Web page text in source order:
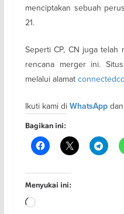
menciptakan sebuah
21.
Seperti CP, CN juga
rencana merger ini.
melalui alamat
Ikuti kami di WhatsAppdan
Bagikan ini:
Menyukai ini:
Memuat...